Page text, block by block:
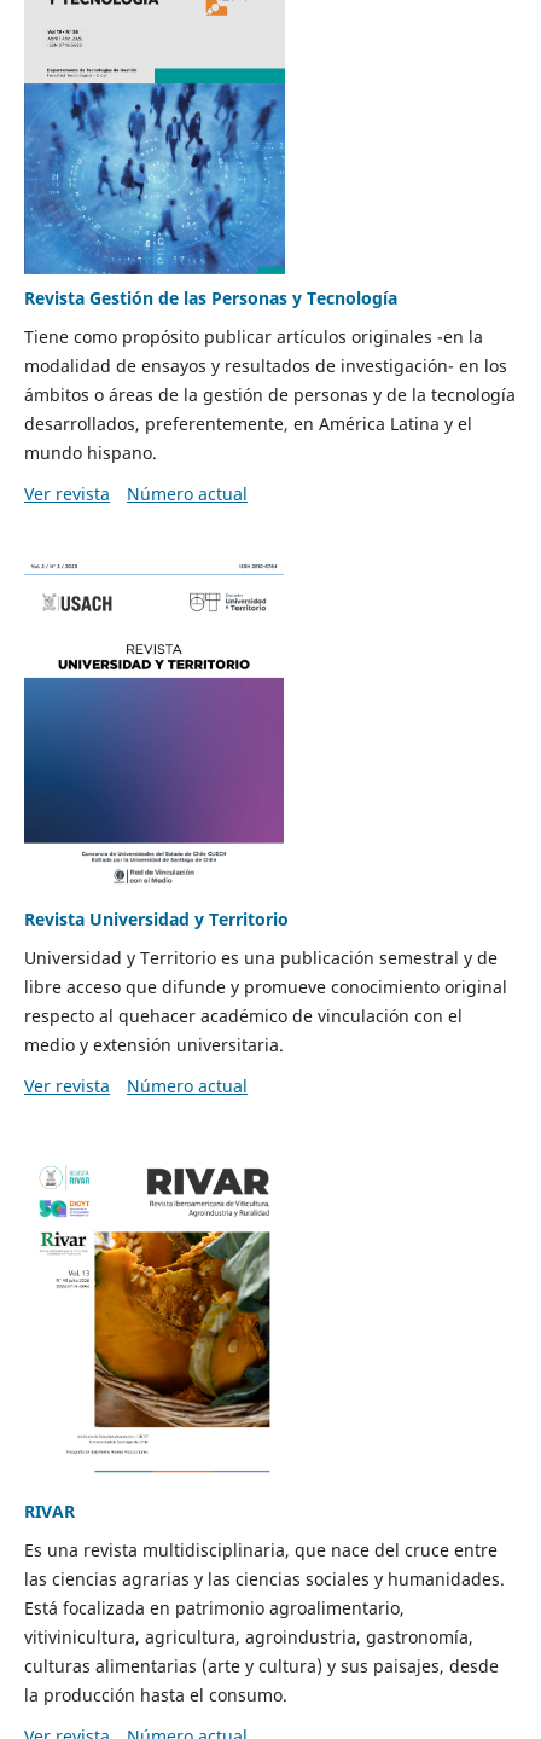
Revista Gestión de las Personas y Tecnología
Tiene como propósito publicar artículos originales -en la
modalidad de ensayos y resultados de investigación- en los
ámbitos o áreas de la gestión de personas y de la tecnología
desarrollados, preferentemente, en América Latina y el
mundo hispano.
Ver revista
Número actual
Revista Universidad y Territorio
Universidad y Territorio es una publicación semestral y de
libre acceso que difunde y promueve conocimiento original
respecto al quehacer académico de vinculación con el
medio y extensión universitaria.
Ver revista
Número actual
RIVAR
Es una revista multidisciplinaria, que nace del cruce entre
las ciencias agrarias y las ciencias sociales y humanidades.
Está focalizada en patrimonio agroalimentario,
vitivinicultura, agricultura, agroindustria, gastronomía,
culturas alimentarias (arte y cultura) y sus paisajes, desde
la producción hasta el consumo.